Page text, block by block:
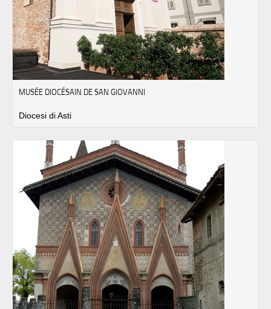
MUSÉE DIOCÉSAIN DE SAN GIOVANNI
Diocesi di Asti